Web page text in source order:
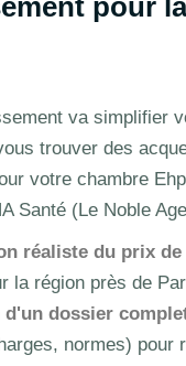
va simplifier
trouver des
votre chambre
Santé (Le Noble
réaliste du prix de
la région près de
d'un dossier
normes) pour